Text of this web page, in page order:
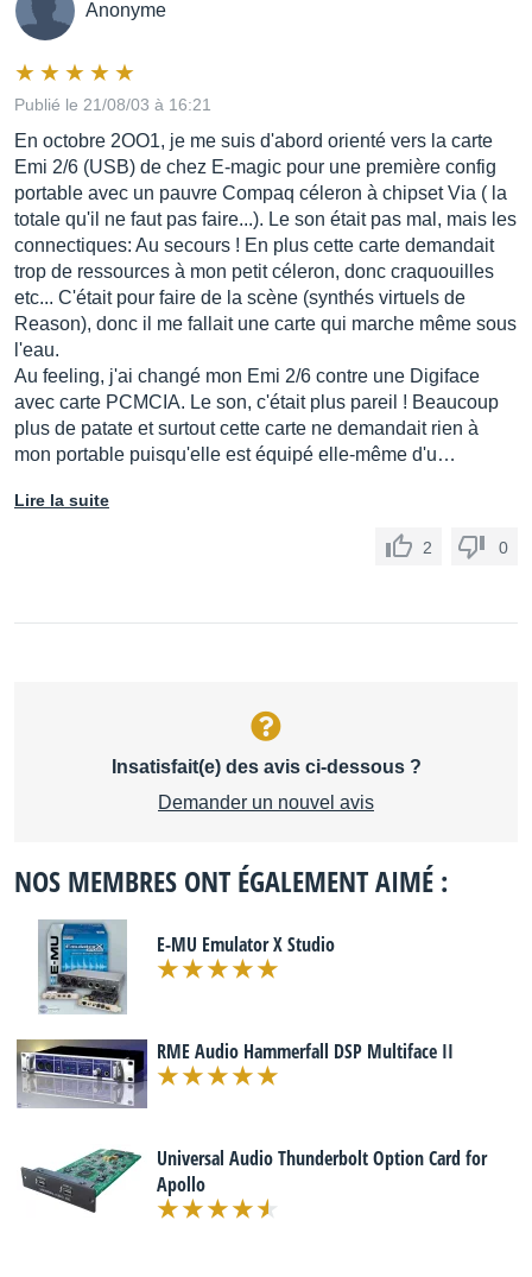
Anonyme
Publié le 21/08/03 à 16:21
En octobre 2OO1, je me suis d'abord orienté vers la carte
Emi 2/6 (USB) de chez E-magic pour une première config
portable avec un pauvre Compaq céleron à chipset Via ( la
totale qu'il ne faut pas faire...). Le son était pas mal, mais les
connectiques: Au secours ! En plus cette carte demandait
trop de ressources à mon petit céleron, donc craquouilles
etc... C'était pour faire de la scène (synthés virtuels de
Reason), donc il me fallait une carte qui marche même sous
l'eau.
Au feeling, j'ai changé mon Emi 2/6 contre une Digiface
avec carte PCMCIA. Le son, c'était plus pareil ! Beaucoup
plus de patate et surtout cette carte ne demandait rien à
mon portable puisqu'elle est équipé elle-même d'u…
Lire la suite
2 0
Insatisfait(e) des avis ci-dessous ?
Demander un nouvel avis
NOS MEMBRES ONT ÉGALEMENT AIMÉ :
E-MU Emulator X Studio
RME Audio Hammerfall DSP Multiface II
Universal Audio Thunderbolt Option Card for
Apollo